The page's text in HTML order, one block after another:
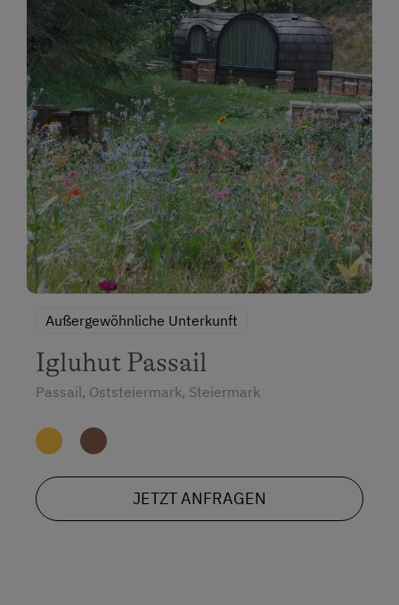
Außergewöhnliche Unterkunft
Igluhut Passail
Passail, Oststeiermark, Steiermark
JETZT ANFRAGEN